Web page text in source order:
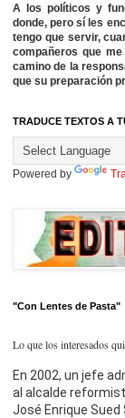
A los políticos y
donde, pero sí les
tengo que servir,
compañeros que
camino de la
que su preparación
TRADUCE TEXTOS A
Powered by
"Con Lentes de Pasta"
Lo que los interesados
En 2002, un jefe
al alcalde
José Enrique Sued